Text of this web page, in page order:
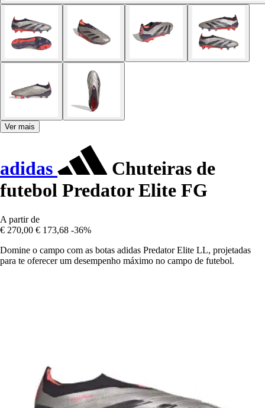
Ver mais
adidas
Chuteiras de
futebol Predator Elite FG
A partir de
€ 270,00 € 173,68 -36%
Domine o campo com as botas adidas Predator Elite LL, projetadas
para te oferecer um desempenho máximo no campo de futebol.